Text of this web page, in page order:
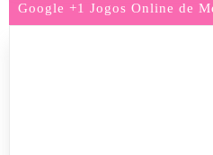
Google +1 Jogos Online de